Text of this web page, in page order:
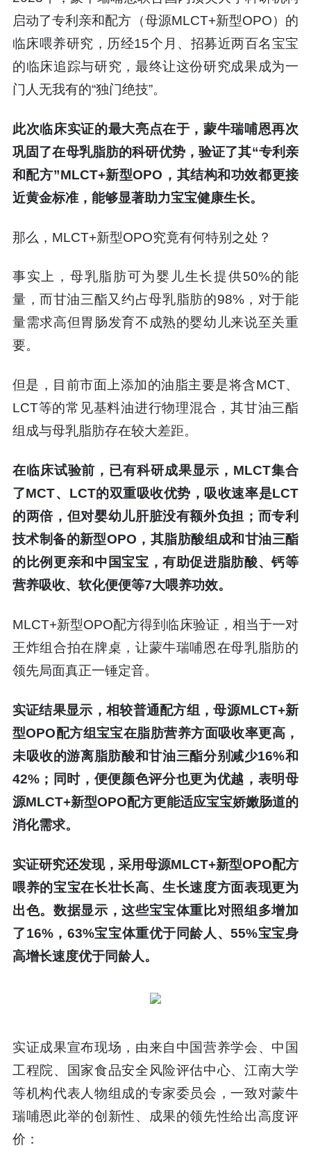
启动了专利亲和配方（母源MLCT+新型OPO）的
临床喂养研究，历经15个月、招募近两百名宝宝
的临床追踪与研究，最终让这份研究成果成为一
门人无我有的“独门绝技”。
此次临床实证的最大亮点在于，蒙牛瑞哺恩再次
巩固了在母乳脂肪的科研优势，验证了其“专利亲
和配方”MLCT+新型OPO，其结构和功效都更接
近黄金标准，能够显著助力宝宝健康生长。
那么，MLCT+新型OPO究竟有何特别之处？
事实上，母乳脂肪可为婴儿生长提供50%的能
量，而甘油三酯又约占母乳脂肪的98%，对于能
量需求高但胃肠发育不成熟的婴幼儿来说至关重
要。
但是，目前市面上添加的油脂主要是将含MCT、
LCT等的常见基料油进行物理混合，其甘油三酯
组成与母乳脂肪存在较大差距。
在临床试验前，已有科研成果显示，MLCT集合
了MCT、LCT的双重吸收优势，吸收速率是LCT
的两倍，但对婴幼儿肝脏没有额外负担；而专利
技术制备的新型OPO，其脂肪酸组成和甘油三酯
的比例更亲和中国宝宝，有助促进脂肪酸、钙等
营养吸收、软化便便等7大喂养功效。
MLCT+新型OPO配方得到临床验证，相当于一对
王炸组合拍在牌桌，让蒙牛瑞哺恩在母乳脂肪的
领先局面真正一锤定音。
实证结果显示，相较普通配方组，母源MLCT+新
型OPO配方组宝宝在脂肪营养方面吸收率更高，
未吸收的游离脂肪酸和甘油三酯分别减少16%和
42%；同时，便便颜色评分也更为优越，表明母
源MLCT+新型OPO配方更能适应宝宝娇嫩肠道的
消化需求。
实证研究还发现，采用母源MLCT+新型OPO配方
喂养的宝宝在长壮长高、生长速度方面表现更为
出色。数据显示，这些宝宝体重比对照组多增加
了16%，63%宝宝体重优于同龄人、55%宝宝身
高增长速度优于同龄人。
实证成果宣布现场，由来自中国营养学会、中国
工程院、国家食品安全风险评估中心、江南大学
等机构代表人物组成的专家委员会，一致对蒙牛
瑞哺恩此举的创新性、成果的领先性给出高度评
价：